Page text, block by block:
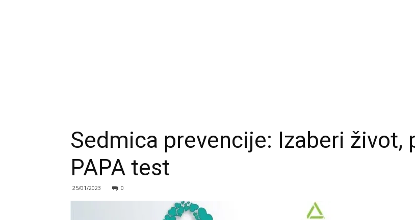
Sedmica prevencije: Izaberi život,
PAPA test
25/01/2023 0